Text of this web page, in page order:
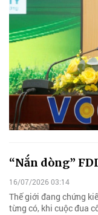
“Nắn dòng” FDI
16/07/2026 03:14
Thế giới đang chứng
từng có, khi cuộc đua